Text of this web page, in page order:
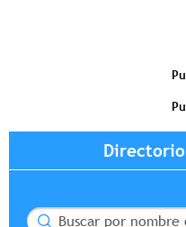
Buscar